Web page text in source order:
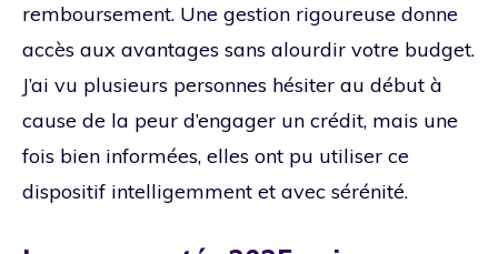
remboursement. Une gestion rigoureuse donne
accès aux avantages sans alourdir votre budget.
J’ai vu plusieurs personnes hésiter au début à
cause de la peur d’engager un crédit, mais une
fois bien informées, elles ont pu utiliser ce
dispositif intelligemment et avec sérénité.